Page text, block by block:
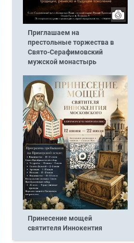
Приглашаем на
престольные торжества в
Свято-Серафимовский
мужской монастырь
Принесение мощей
святителя Иннокентия